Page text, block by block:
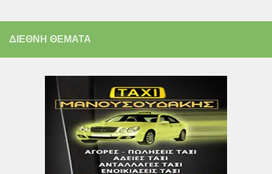
ΔΙΕΘΝΗ ΘΕΜΑΤΑ